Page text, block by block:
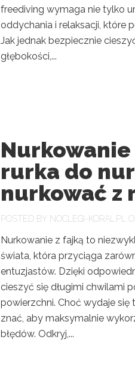
freediving wymaga nie tylko
oddychania i relaksacji, które
Jak jednak bezpiecznie
głębokości,...
Nurkowanie
rurka do
nurkować z
POSTED BY NOCLEGI-KORAL.PL
Nurkowanie z fajką to
świata, która przyciąga
entuzjastów. Dzięki
cieszyć się długimi chwilami
powierzchni. Choć wydaje
znać, aby maksymalnie
błędów. Odkryj,...